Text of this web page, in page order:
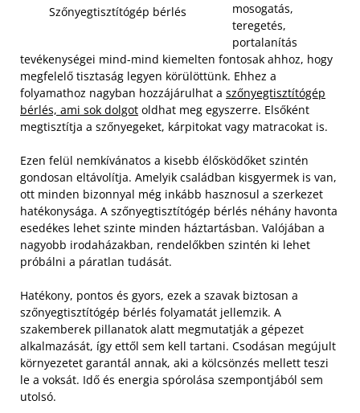
Szőnyegtisztítógép bérlés
mosogatás,
teregetés,
portalanítás
tevékenységei mind-mind kiemelten fontosak ahhoz, hogy
megfelelő tisztaság legyen körülöttünk. Ehhez a
folyamathoz nagyban hozzájárulhat a szőnyegtisztítógép
bérlés, ami sok dolgot oldhat meg egyszerre. Elsőként
megtisztítja a szőnyegeket, kárpitokat vagy matracokat is.
Ezen felül nemkívánatos a kisebb élősködőket szintén
gondosan eltávolítja. Amelyik családban kisgyermek is van,
ott minden bizonnyal még inkább hasznosul a szerkezet
hatékonysága. A szőnyegtisztítógép bérlés néhány havonta
esedékes lehet szinte minden háztartásban. Valójában a
nagyobb irodaházakban, rendelőkben szintén ki lehet
próbálni a páratlan tudását.
Hatékony, pontos és gyors, ezek a szavak biztosan a
szőnyegtisztítógép bérlés folyamatát jellemzik. A
szakemberek pillanatok alatt megmutatják a gépezet
alkalmazását, így ettől sem kell tartani. Csodásan megújult
környezetet garantál annak, aki a kölcsönzés mellett teszi
le a voksát. Idő és energia spórolása szempontjából sem
utolsó.